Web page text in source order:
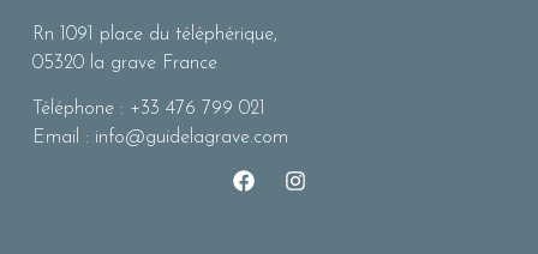
Rn 1091 place du téléphérique,
05320 la grave France
Téléphone : +33 476 799 021
Email : info@guidelagrave.com